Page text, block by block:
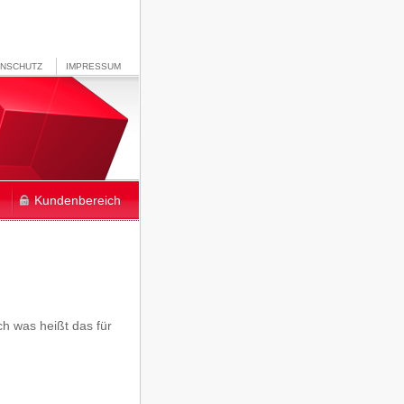
Kundenbereich
IMPRESSUM
was heißt das für